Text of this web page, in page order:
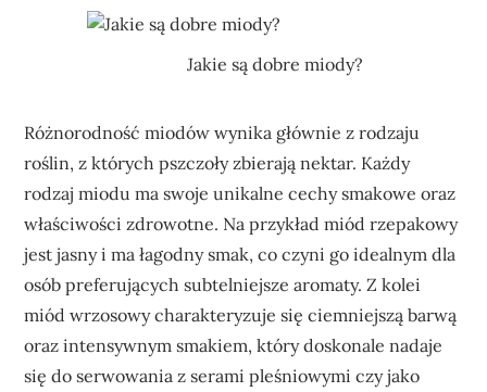
Jakie są dobre miody?
Różnorodność miodów wynika głównie z rodzaju
roślin, z których pszczoły zbierają nektar. Każdy
rodzaj miodu ma swoje unikalne cechy smakowe oraz
właściwości zdrowotne. Na przykład miód rzepakowy
jest jasny i ma łagodny smak, co czyni go idealnym dla
osób preferujących subtelniejsze aromaty. Z kolei
miód wrzosowy charakteryzuje się ciemniejszą barwą
oraz intensywnym smakiem, który doskonale nadaje
się do serwowania z serami pleśniowymi czy jako